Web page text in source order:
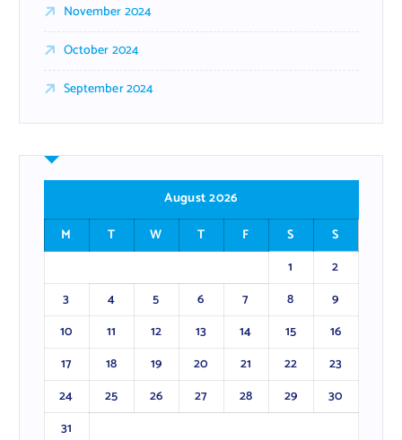
November 2024
October 2024
September 2024
August 2026
M
T W T F S
S
1
2
3
4 5 6 7 8
9
10
11 12 13 14 15
16
17
18 19 20 21 22
23
24
25 26 27 28 29
30
31